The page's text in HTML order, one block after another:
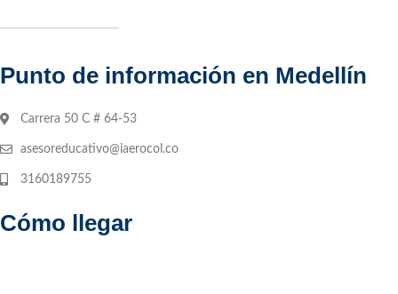
Punto de información en Medellín
Carrera 50 C # 64-53
asesoreducativo@iaerocol.co
3160189755
Cómo llegar